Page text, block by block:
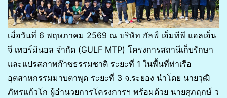
เมื่อวันที่ 6 พฤษภาคม 2569 ณ บริษัท กัลฟ์ เอ็มทีพี แอลเอ็น
จี เทอร์มินอล จำกัด (GULF MTP) โครงการสถานีเก็บรักษา
และแปรสภาพก๊าซธรรมชาติ ระยะที่ 1 ในพื้นที่ท่าเรือ
อุตสาหกรรมมาบตาพุด ระยะที่ 3 จ.ระยอง นำโดย นายวุฒิ
ภัทรแก้วโก ผู้อำนวยการโครงการฯ พร้อมด้วย นายศุภฤกษ์ ว